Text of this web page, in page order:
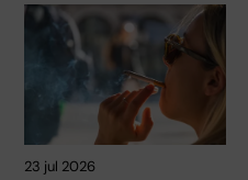
23 jul 2026